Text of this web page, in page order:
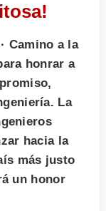
Camino a la
honrar a
La
hacia la
más justo
un honor